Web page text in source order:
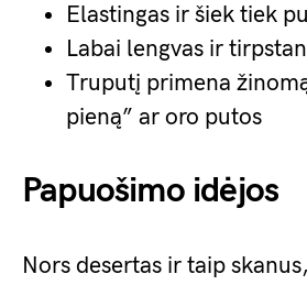
Elastingas ir šiek tiek
Labai lengvas ir
Truputį primena
pieną” ar oro putos
Papuošimo idėjos
Nors desertas ir taip